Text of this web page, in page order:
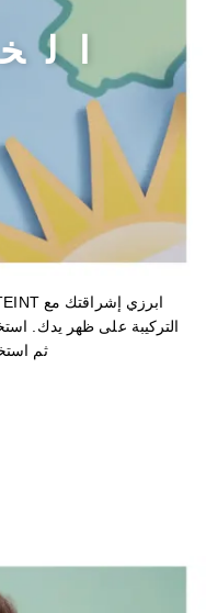
لخ
التركيبة على ظهر يدك.
ثم
الخطوة 2